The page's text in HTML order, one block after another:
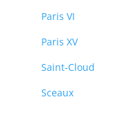
Paris VI
Paris XV
Saint-Cloud
Sceaux